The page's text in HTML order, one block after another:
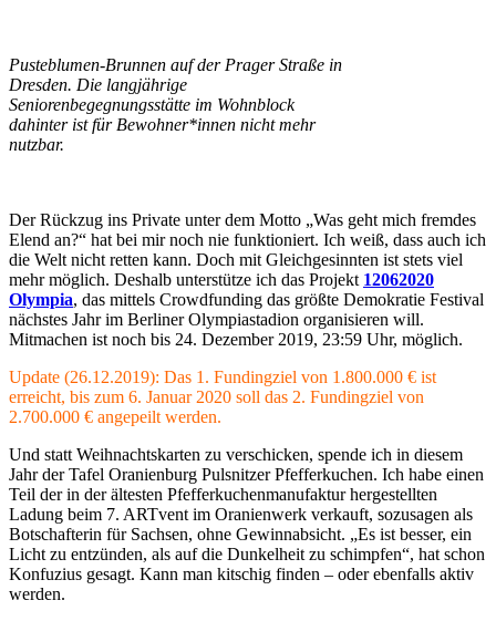
Pusteblumen-Brunnen auf der Prager Straße in
Dresden. Die langjährige
Seniorenbegegnungsstätte im Wohnblock
dahinter ist für Bewohner*innen nicht mehr
nutzbar.
Der Rückzug ins Private unter dem Motto „Was geht mich fremdes
Elend an?“ hat bei mir noch nie funktioniert. Ich weiß, dass auch ich
die Welt nicht retten kann. Doch mit Gleichgesinnten ist stets viel
mehr möglich. Deshalb unterstütze ich das Projekt 12062020
Olympia, das mittels Crowdfunding das größte Demokratie Festival
nächstes Jahr im Berliner Olympiastadion organisieren will.
Mitmachen ist noch bis 24. Dezember 2019, 23:59 Uhr, möglich.
Update (26.12.2019): Das 1. Fundingziel von 1.800.000 € ist
erreicht, bis zum 6. Januar 2020 soll das 2. Fundingziel von
2.700.000 € angepeilt werden.
Und statt Weihnachtskarten zu verschicken, spende ich in diesem
Jahr der Tafel Oranienburg Pulsnitzer Pfefferkuchen. Ich habe einen
Teil der in der ältesten Pfefferkuchenmanufaktur hergestellten
Ladung beim 7. ARTvent im Oranienwerk verkauft, sozusagen als
Botschafterin für Sachsen, ohne Gewinnabsicht. „Es ist besser, ein
Licht zu entzünden, als auf die Dunkelheit zu schimpfen“, hat schon
Konfuzius gesagt. Kann man kitschig finden – oder ebenfalls aktiv
werden.